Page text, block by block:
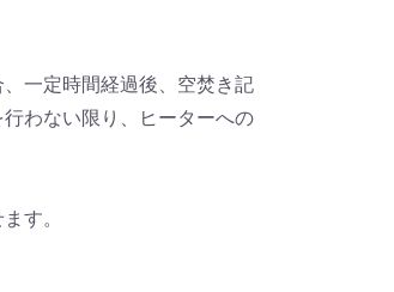
一定時間経過後、空焚き記
わない限り、ヒーターへの
す。